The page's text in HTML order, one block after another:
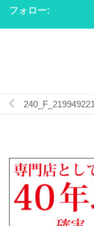
フォロー: